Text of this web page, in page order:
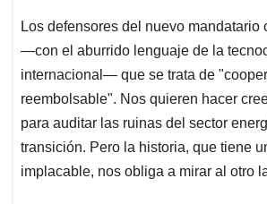
Los defensores del nuevo mandatario
—con el aburrido lenguaje de la
internacional— que se trata de
reembolsable". Nos quieren hacer
para auditar las ruinas del sector
transición. Pero la historia, que tiene
implacable, nos obliga a mirar al otro